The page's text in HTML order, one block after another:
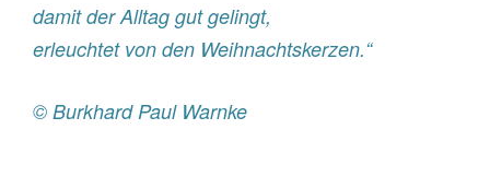
damit der Alltag gut gelingt,
erleuchtet von den Weihnachtskerzen.“
© Burkhard Paul Warnke